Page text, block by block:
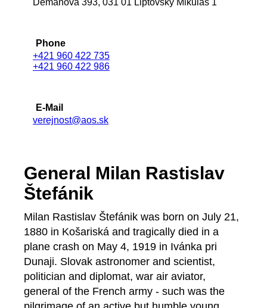
Demänová 393, 031 01 Liptovský Mikuláš 1
Phone
+421 960 422 735
+421 960 422 986
E-Mail
verejnost@aos.sk
General Milan Rastislav
Štefánik
Milan Rastislav Štefánik was born on July 21,
1880 in Košariská and tragically died in a
plane crash on May 4, 1919 in Ivánka pri
Dunaji. Slovak astronomer and scientist,
politician and diplomat, war air aviator,
general of the French army - such was the